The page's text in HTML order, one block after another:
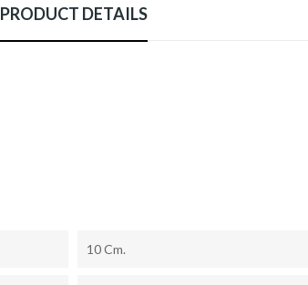
PRODUCT DETAILS
10 Cm.